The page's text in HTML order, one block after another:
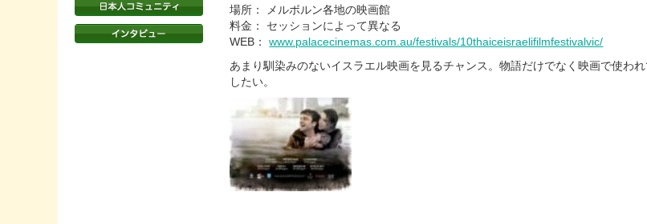
場所： メルボルン各地の映画館
料金： セッションによって異なる
WEB：www.palacecinemas.com.au/festivals/10thaiceisraelifilmfestivalvic/
あまり馴染みのないイスラエル映画を見るチャンス。物語だけでなく映画で使わ
したい。